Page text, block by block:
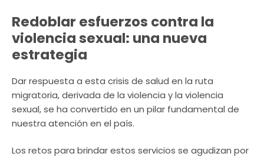
Redoblar esfuerzos contra la
violencia sexual: una nueva
estrategia
Dar respuesta a esta crisis de salud en la ruta
migratoria, derivada de la violencia y la violencia
sexual, se ha convertido en un pilar fundamental de
nuestra atención en el país.
Los retos para brindar estos servicios se agudizan por